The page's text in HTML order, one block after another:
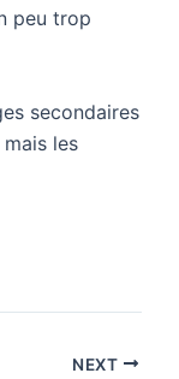
peu trop
secondaires
les
NEXT